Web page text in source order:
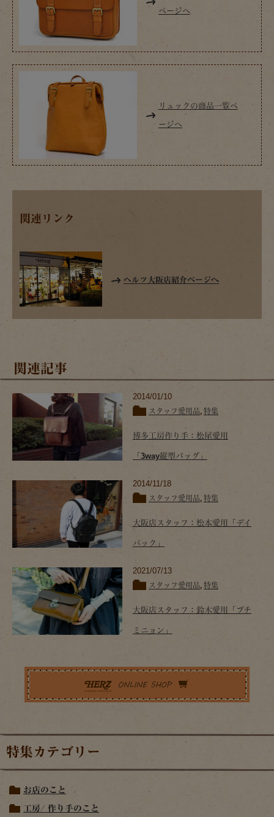
ページへ
リュックの商品一覧ペ
ージへ
関連リンク
ヘルツ大阪店紹介ページへ
関連記事
2014/01/10
スタッフ愛用品, 特集
博多工房作り手：松尾愛用
「3way縦型バッグ」
2014/11/18
スタッフ愛用品, 特集
大阪店スタッフ：松本愛用「デイ
パック」
2021/07/13
スタッフ愛用品, 特集
大阪店スタッフ：鈴木愛用「プチ
ミニョン」
特集カテゴリー
お店のこと
工房/ 作り手のこと